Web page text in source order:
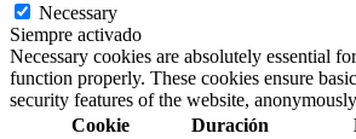
Necessary
Siempre activado
Necessary cookies are absolutely essential
function properly. These cookies ensure
security features of the website,
Cookie
Duración